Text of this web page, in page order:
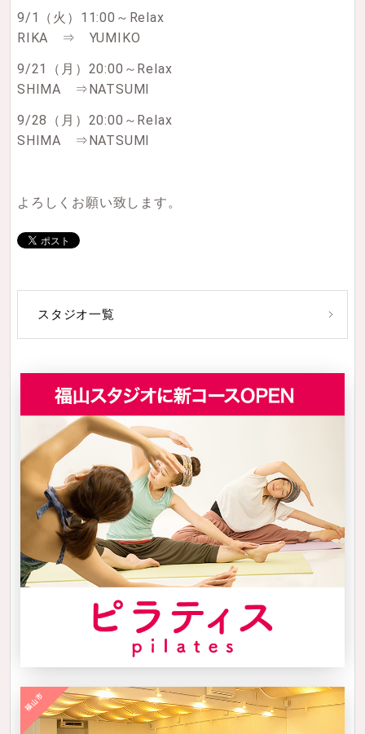
9/1（火）11:00～Relax
RIKA ⇒ YUMIKO
9/21（月）20:00～Relax
SHIMA ⇒NATSUMI
9/28（月）20:00～Relax
SHIMA ⇒NATSUMI
よろしくお願い致します。
スタジオ一覧